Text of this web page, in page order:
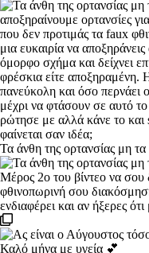
Τα άνθη της ορτανσίας μη τα